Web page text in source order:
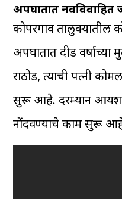
अपघातात नवविवाहित
कोपरगाव तालुक्यातील
अपघातात दीड
राठोड, त्याची पत्नी
सुरू आहे. दरम्यान आयशर
नोंदवण्याचे काम सुरू